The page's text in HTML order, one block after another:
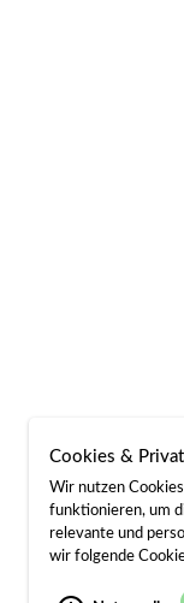
Cookies &
Wir nutzen
funktionieren, um
relevante und
wir folgende